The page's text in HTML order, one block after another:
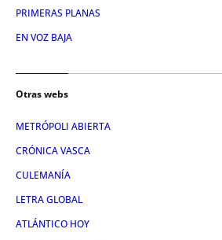
PRIMERAS PLANAS
EN VOZ BAJA
Otras webs
METRÓPOLI ABIERTA
CRÓNICA VASCA
CULEMANÍA
LETRA GLOBAL
ATLÁNTICO HOY